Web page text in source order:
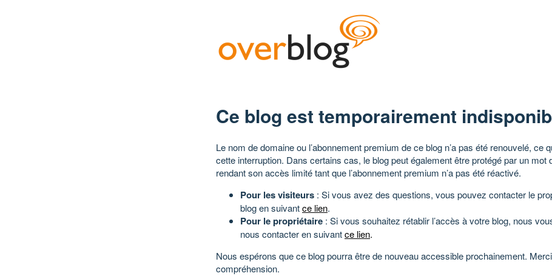
Ce blog est temporairement
Le nom de domaine ou l’abonnement premium de ce blog n’a pas été renouvelé, ce
cette interruption. Dans certains cas, le blog peut également être protégé par un mot
rendant son accès limité tant que l’abonnement premium n’a pas été réactivé.
Pour les visiteurs : Si vous avez des questions, vous pouvez contacter le
blog en suivantce lien.
Pour le propriétaire : Si vous souhaitez rétablir l’accès à votre blog, nous
nous contacter en suivantce lien.
Nous espérons que ce blog pourra être de nouveau accessible prochainement.
compréhension.